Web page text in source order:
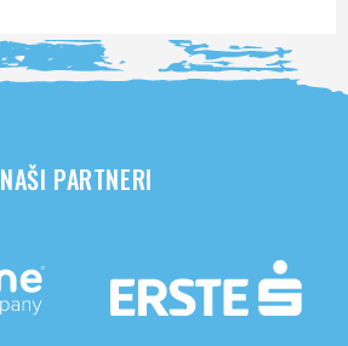
NAŠI PARTNERI